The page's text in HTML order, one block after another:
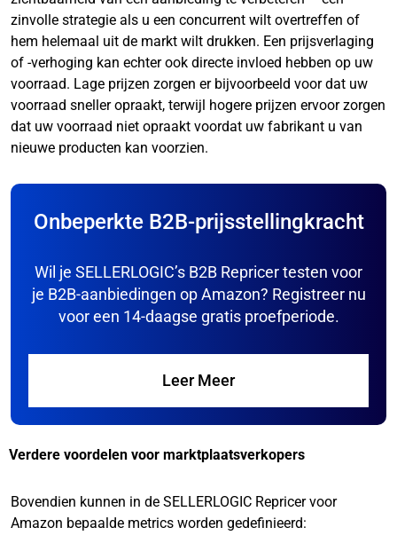
zinvolle strategie als u een concurrent wilt overtreffen of
hem helemaal uit de markt wilt drukken. Een prijsverlaging
of -verhoging kan echter ook directe invloed hebben op uw
voorraad. Lage prijzen zorgen er bijvoorbeeld voor dat uw
voorraad sneller opraakt, terwijl hogere prijzen ervoor zorgen
dat uw voorraad niet opraakt voordat uw fabrikant u van
nieuwe producten kan voorzien.
Onbeperkte B2B-prijsstellingkracht
Wil je SELLERLOGIC’s B2B Repricer testen voor
je B2B-aanbiedingen op Amazon? Registreer nu
voor een 14-daagse gratis proefperiode.
Leer Meer
Verdere voordelen voor marktplaatsverkopers
Bovendien kunnen in de SELLERLOGIC Repricer voor
Amazon bepaalde metrics worden gedefinieerd: